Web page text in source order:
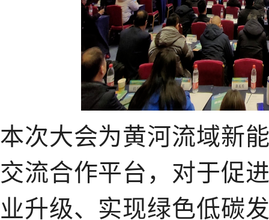
本次大会为黄河流域新
交流合作平台，对于促
业升级、实现绿色低碳